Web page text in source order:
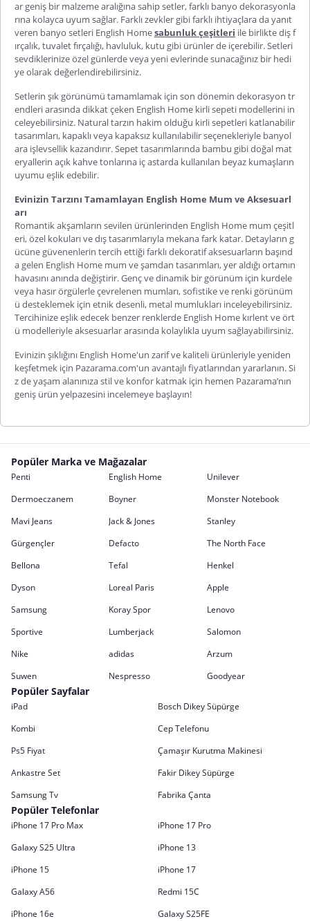
ar geniş bir malzeme aralığına sahip setler, farklı banyo dekorasyonla
rına kolayca uyum sağlar. Farklı zevkler gibi farklı ihtiyaçlara da yanıt
veren banyo setleri English Homesabunluk çeşitleri ile birlikte diş f
ırçalık, tuvalet fırçalığı, havluluk, kutu gibi ürünler de içerebilir. Setleri
sevdiklerinize özel günlerde veya yeni evlerinde sunacağınız bir hedi
ye olarak değerlendirebilirsiniz.
Setlerin şık görünümü tamamlamak için son dönemin dekorasyon tr
endleri arasında dikkat çeken English Home kirli sepeti modellerini in
celeyebilirsiniz. Natural tarzın hakim olduğu kirli sepetleri katlanabilir
tasarımları, kapaklı veya kapaksız kullanılabilir seçenekleriyle banyol
ara işlevsellik kazandırır. Sepet tasarımlarında bambu gibi doğal mat
eryallerin açık kahve tonlarına iç astarda kullanılan beyaz kumaşların
uyumu eşlik edebilir.
Evinizin Tarzını Tamamlayan English Home Mum ve Aksesuarl
arı
Romantik akşamların sevilen ürünlerinden English Home mum çeşitl
eri, özel kokuları ve dış tasarımlarıyla mekana fark katar. Detayların g
ücüne güvenenlerin tercih ettiği farklı dekoratif aksesuarların başınd
a gelen English Home mum ve şamdan tasarımları, yer aldığı ortamın
havasını anında değiştirir. Genç ve dinamik bir görünüm için kurdele
veya hasır örgülerle çevrelenen mumları, sofistike ve renki görünüm
ü desteklemek için etnik desenli, metal mumlukları inceleyebilirsiniz.
Tercihinize eşlik edecek benzer renklerde English Home kırlent ve ört
ü modelleriyle aksesuarlar arasında kolaylıkla uyum sağlayabilirsiniz.
Evinizin şıklığını English Home'un zarif ve kaliteli ürünleriyle yeniden
keşfetmek için Pazarama.com'un avantajlı fiyatlarından yararlanın. Si
z de yaşam alanınıza stil ve konfor katmak için hemen Pazarama’nın
geniş ürün yelpazesini incelemeye başlayın!
Popüler Marka ve Mağazalar
Penti English Home
Unilever
Dermoeczanem
Boyner
Monster Notebook
Mavi Jeans
Jack & Jones
Stanley
Gürgençler
Defacto
The North Face
Bellona
Tefal
Henkel
Dyson
Loreal Paris
Apple
Samsung
Koray Spor
Lenovo
Sportive
Lumberjack
Salomon
Nike
adidas
Arzum
Suwen
Nespresso Goodyear
Popüler Sayfalar
iPad
Bosch Dikey Süpürge
Kombi
Cep Telefonu
Ps5 Fiyat
Çamaşır Kurutma Makinesi
Ankastre Set
Fakir Dikey Süpürge
Samsung Tv
Fabrika Çanta
Popüler Telefonlar
iPhone 17 Pro Max
iPhone 17 Pro
Galaxy S25 Ultra
iPhone 13
iPhone 15
iPhone 17
Galaxy A56
Redmi 15C
iPhone 16e
Galaxy S25FE